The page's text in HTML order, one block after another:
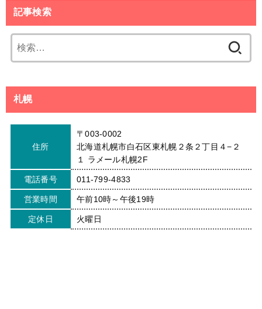
記事検索
索:
札幌
住所
〒003-0002
北海道札幌市白石区東札幌２条２丁目４−２
１ ラメール札幌2F
電話番号 011-799-4833
営業時間 午前10時～午後19時
定休日 火曜日